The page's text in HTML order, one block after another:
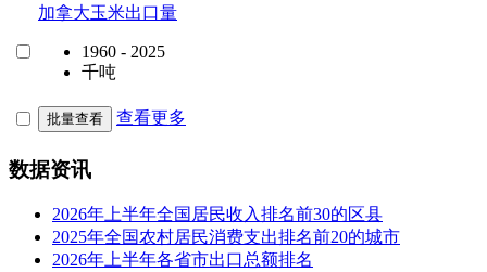
加拿大玉米出口量
1960 - 2025
千吨
批量查看 查看更多
数据资讯
2026年上半年全国居民收入排名前30的区县
2025年全国农村居民消费支出排名前20的城市
2026年上半年各省市出口总额排名